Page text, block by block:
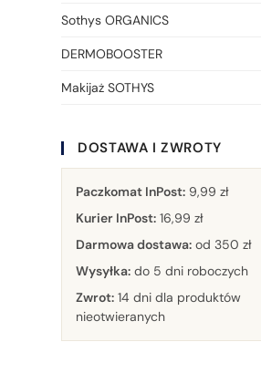
Sothys ORGANICS
DERMOBOOSTER
Makijaż SOTHYS
DOSTAWA I ZWROTY
Paczkomat InPost: 9,99 zł
Kurier InPost: 16,99 zł
Darmowa dostawa: od 350 zł
Wysyłka: do 5 dni roboczych
Zwrot: 14 dni dla produktów
nieotwieranych